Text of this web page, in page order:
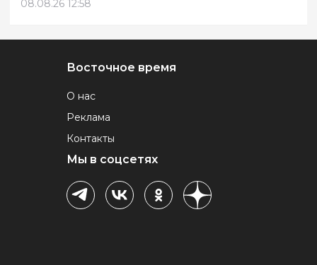
08.08.26 12:58
Восточное время
О нас
Реклама
Контакты
Мы в соцсетях